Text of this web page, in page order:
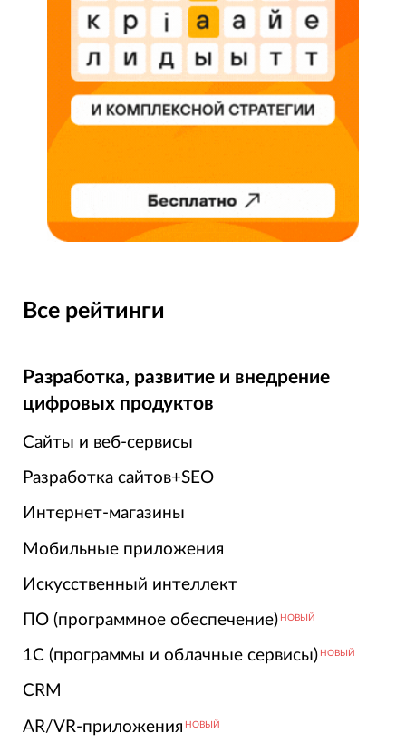
Все рейтинги
Разработка, развитие и внедрение
цифровых продуктов
Сайты и веб-сервисы
Разработка сайтов+SEO
Интернет-магазины
Мобильные приложения
Искусственный интеллект
ПО (программное обеспечение) НОВЫЙ
1С (программы и облачные сервисы) НОВЫЙ
CRM
AR/VR-приложения НОВЫЙ